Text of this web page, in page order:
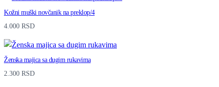
Kožni muški novčanik na preklop/4
4.000 RSD
Ženska majica sa dugim rukavima
2.300 RSD